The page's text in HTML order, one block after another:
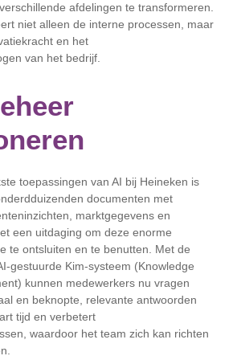
afdelingen te transformeren.
niet alleen de interne processen, maar
en het
van het bedrijf.
toepassingen van AI bij Heineken is
documenten met
marktgegevens en
een uitdaging om deze enorme
te ontsluiten en te benutten. Met de
gestuurde Kim-systeem (Knowledge
kunnen medewerkers nu vragen
en beknopte, relevante antwoorden
tijd en verbetert
waardoor het team zich kan richten